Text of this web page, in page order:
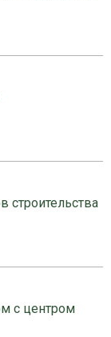
строительства
с центром